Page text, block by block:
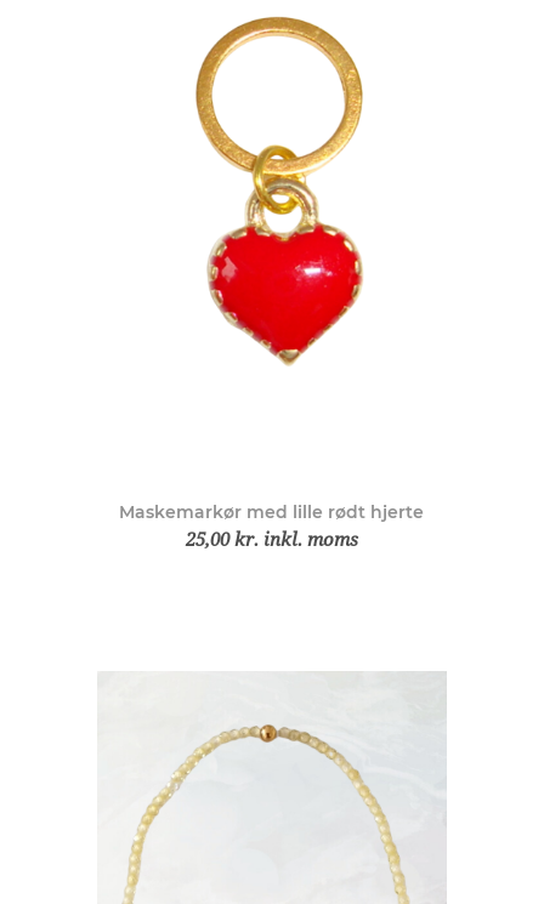
Maskemarkør med lille rødt hjerte
25,00 kr. inkl. moms